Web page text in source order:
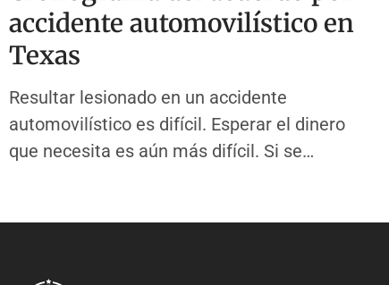
accidente automovilístico en
Texas
Resultar lesionado en un accidente
automovilístico es difícil. Esperar el dinero
que necesita es aún más difícil. Si se